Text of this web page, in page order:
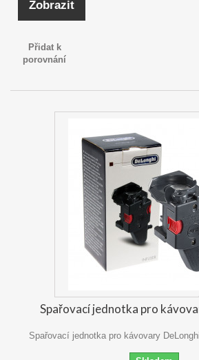
Zobrazit
Přidat k
porovnání
Spařovací jednotka pro
Spařovací jednotka pro kávovary